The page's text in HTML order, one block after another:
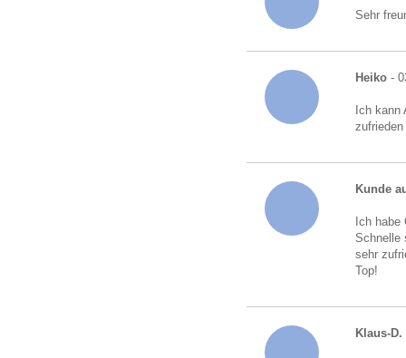
Sehr
Heiko -
Ich
Kunde
Ich
Schnelle
sehr
Top!
Klaus-D.